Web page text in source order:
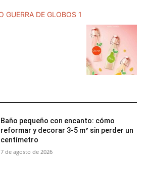
Baño pequeño con encanto: cómo
reformar y decorar 3-5 m² sin perder un
centímetro
7 de agosto de 2026